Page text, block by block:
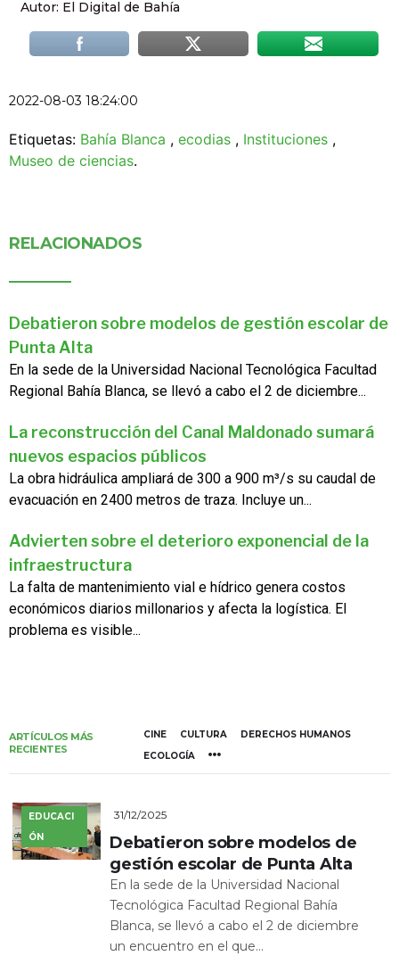
Autor: El Digital de Bahía
2022-08-03 18:24:00
Etiquetas: Bahía Blanca , ecodias , Instituciones ,
Museo de ciencias.
RELACIONADOS
Debatieron sobre modelos de gestión escolar de
Punta Alta
En la sede de la Universidad Nacional Tecnológica Facultad
Regional Bahía Blanca, se llevó a cabo el 2 de diciembre...
La reconstrucción del Canal Maldonado sumará
nuevos espacios públicos
La obra hidráulica ampliará de 300 a 900 m³/s su caudal de
evacuación en 2400 metros de traza. Incluye un...
Advierten sobre el deterioro exponencial de la
infraestructura
La falta de mantenimiento vial e hídrico genera costos
económicos diarios millonarios y afecta la logística. El
problema es visible...
ARTÍCULOS MÁS
RECIENTES
CINE CULTURA
DERECHOS HUMANOS
ECOLOGÍA
EDUCACI
ÓN
31/12/2025
Debatieron sobre modelos de
gestión escolar de Punta Alta
En la sede de la Universidad Nacional
Tecnológica Facultad Regional Bahía
Blanca, se llevó a cabo el 2 de diciembre
un encuentro en el que...